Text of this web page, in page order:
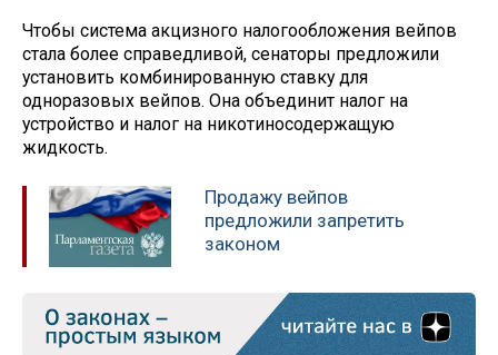
Чтобы система акцизного налогообложения вейпов
стала более справедливой, сенаторы предложили
установить комбинированную ставку для
одноразовых вейпов. Она объединит налог на
устройство и налог на никотиносодержащую
жидкость.
Продажу вейпов
предложили запретить
законом